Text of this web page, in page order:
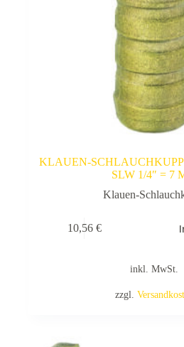
KLAUEN-
SLW 1/4″ = 7
Klauen-
10,56 €
inkl. MwSt.
zzgl.